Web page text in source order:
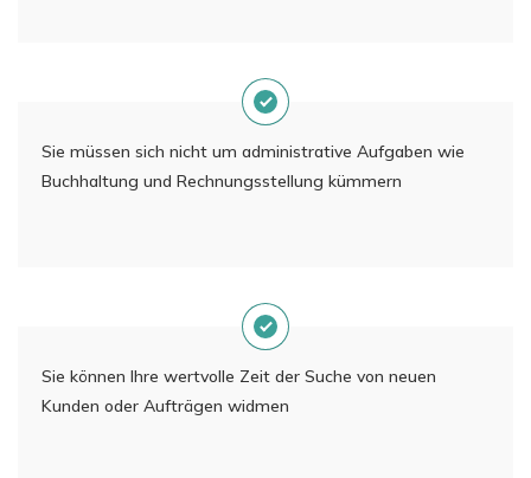
Sie müssen sich nicht um administrative Aufgaben wie
Buchhaltung und Rechnungsstellung kümmern
Sie können Ihre wertvolle Zeit der Suche von neuen
Kunden oder Aufträgen widmen